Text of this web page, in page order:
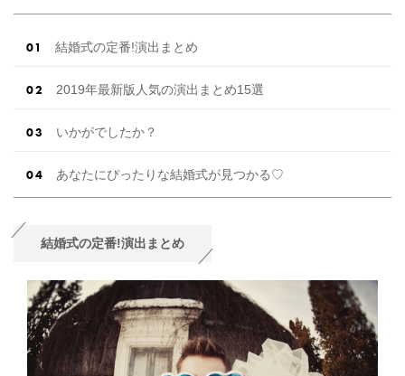
ン内容をま […]続きを読む
結婚式の定番!演出まとめ
2019年最新版人気の演出まとめ15選
いかがでしたか？
あなたにぴったりな結婚式が見つかる♡
結婚式の定番!演出まとめ